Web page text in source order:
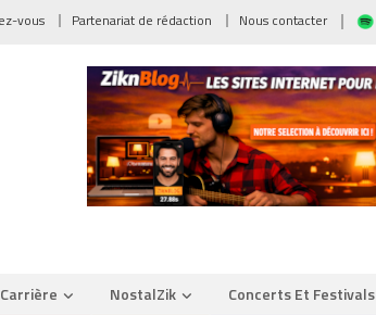
vous Partenariat de rédaction Nous contacter
NostalZik Concerts Et Festivals